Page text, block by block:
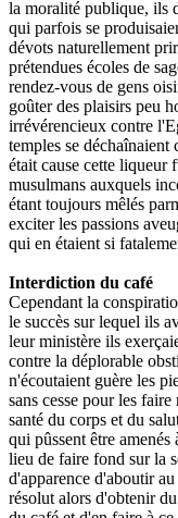
la moralité publique, ils
qui parfois se
dévots naturellement
prétendues écoles de
rendez-vous de gens
goûter des plaisirs peu
irrévérencieux contre
temples se déchaînaient
était cause cette liqueur
musulmans auxquels
étant toujours mêlés
exciter les passions
qui en étaient si
Interdiction du café
Cependant la
le succès sur lequel ils
leur ministère ils
contre la déplorable
n'écoutaient guère les
sans cesse pour les
santé du corps et du
qui pûssent être
lieu de faire fond sur la
d'apparence d'aboutir
résolut alors d'obtenir